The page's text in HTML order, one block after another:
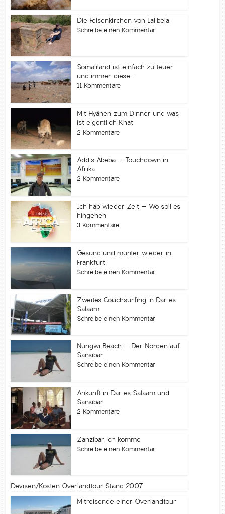
Die Felsenkirchen von Lalibela
Schreibe einen Kommentar
Somaliland ist einfach zu teuer
und immer diese...
11 Kommentare
Mit Hyänen zum Dinner und was
ist eigentlich Khat
2 Kommentare
Addis Abeba – Touchdown in
Afrika
2 Kommentare
Ich hab wieder Zeit – Wo soll es
hingehen
3 Kommentare
Gesund und munter wieder in
Frankfurt
Schreibe einen Kommentar
Zweites Couchsurfing in Dar es
Salaam
Schreibe einen Kommentar
Nungwi Beach – Der Norden auf
Sansibar
Schreibe einen Kommentar
Ankunft in Dar es Salaam und
Sansibar
2 Kommentare
Zanzibar ich komme
Schreibe einen Kommentar
Devisen/Kosten Overlandtour Stand 2007
Mitreisende einer Overlandtour